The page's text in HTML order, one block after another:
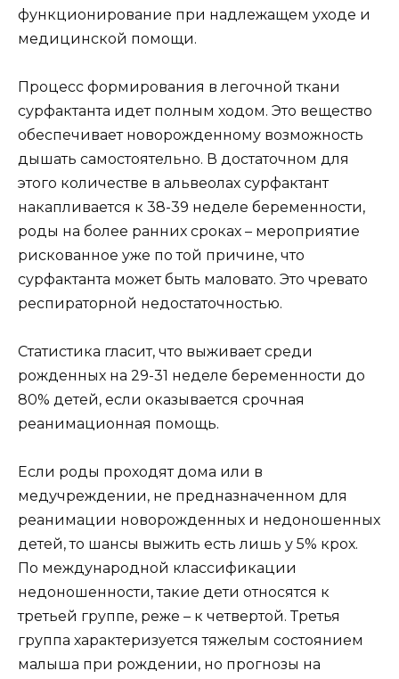
функционирование при надлежащем уходе и
медицинской помощи.
Процесс формирования в легочной ткани
сурфактанта идет полным ходом. Это вещество
обеспечивает новорожденному возможность
дышать самостоятельно. В достаточном для
этого количестве в альвеолах сурфактант
накапливается к 38-39 неделе беременности,
роды на более ранних сроках – мероприятие
рискованное уже по той причине, что
сурфактанта может быть маловато. Это чревато
респираторной недостаточностью.
Статистика гласит, что выживает среди
рожденных на 29-31 неделе беременности до
80% детей, если оказывается срочная
реанимационная помощь.
Если роды проходят дома или в
медучреждении, не предназначенном для
реанимации новорожденных и недоношенных
детей, то шансы выжить есть лишь у 5% крох.
По международной классификации
недоношенности, такие дети относятся к
третьей группе, реже – к четвертой. Третья
группа характеризуется тяжелым состоянием
малыша при рождении, но прогнозы на